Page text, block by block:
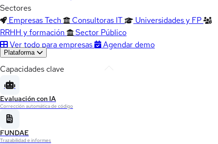
Sectores
Empresas Tech
Consultoras IT
Universidades y FP
RRHH y formación
Sector Público
Ver todo para empresas
Agendar demo
Plataforma
Capacidades clave
Evaluación con IA
Corrección automática de código
FUNDAE
Trazabilidad e informes